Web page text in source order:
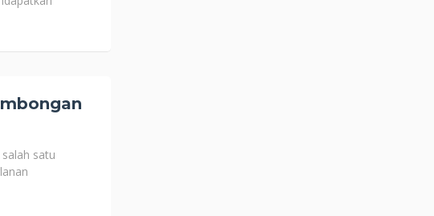
satu